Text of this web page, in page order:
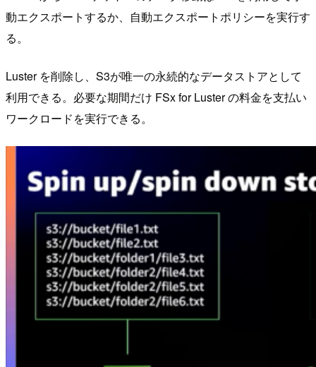
動エクスポートするか、自動エクスポートポリシーを実行す
る。
Luster を削除し、S3が唯一の永続的なデータストアとして
利用できる。必要な期間だけ FSx for Luster の料金を支払い
ワークロードを実行できる。